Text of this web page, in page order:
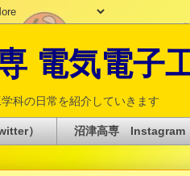
電気電子
科の日常を紹介していきます
） 沼津高専 Instagram